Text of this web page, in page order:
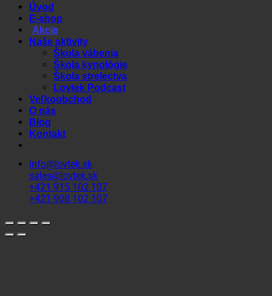
Úvod
E-shop
Akcie
Naše aktivity
Škola vábenia
Škola kynológie
Škola strelectva
Lovtek Podcast
Veľkoobchod
O nás
Blog
Kontakt
info@lovtek.sk
sales@lovtek.sk
+421 915 102 107
+421 908 102 107